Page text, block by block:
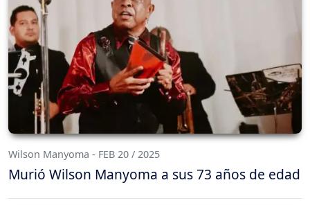
Wilson Manyoma - FEB 20 / 2025
Murió Wilson Manyoma a sus 73 años de edad